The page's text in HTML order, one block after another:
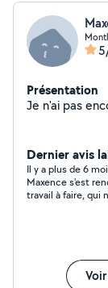
Présentation
Dernier avis
Il y a plus de 6
Maxence s'est
travail à faire, qui